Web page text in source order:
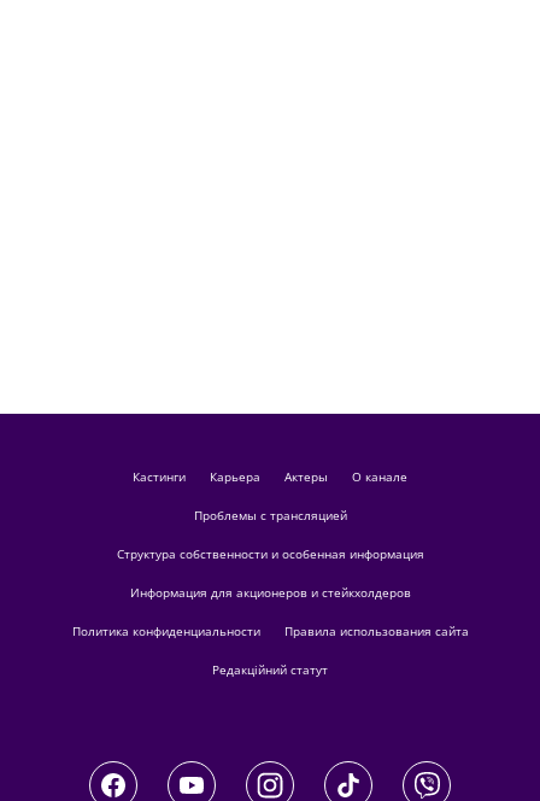
кастинги Карьера актеры О канале
Проблемы с трансляцией
Структура собственности и особенная информация
Информация для акционеров и стейкхолдеров
Политика конфиденциальности Правила использования сайта
Редакційний статут